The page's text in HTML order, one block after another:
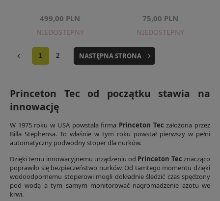
499,00 PLN
NIEDOSTĘPNY
75,00 PLN
NIEDOSTĘPNY
1 2 NASTĘPNA STRONA
Princeton Tec od początku stawia na
innowację
W 1975 roku w USA powstała firma Princeton Tec założona przez
Billa Stephensa. To właśnie w tym roku powstał pierwszy w pełni
automatyczny podwodny stoper dla nurków.
Dzięki temu innowacyjnemu urządzeniu od Princeton Tec znacząco
poprawiło się bezpieczeństwo nurków. Od tamtego momentu dzięki
wodoodpornemu stoperowi mogli dokładnie śledzić czas spędzony
pod wodą a tym samym monitorować nagromadzenie azotu we
krwi.